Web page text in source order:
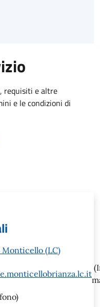
requisiti e altre
e le condizioni di
Monticello (LC)